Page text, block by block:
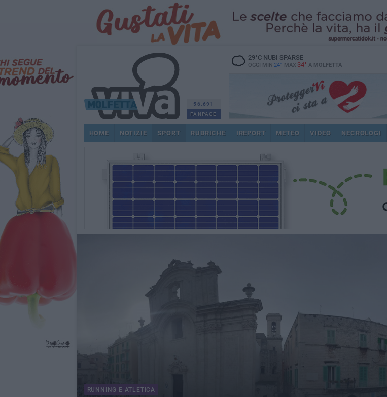
56.691
FANPAGE
29°CNUBI SPARSE
OGGI MIN 24° MAX 34° A MOLFETTA
HOME NOTIZIE SPORT RUBRICHE IREPORT METEO VIDEO NECROLOGI
RUNNING E ATLETICA